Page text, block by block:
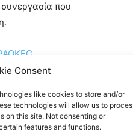
Consent
like cookies to store and/or
technologies will allow us to
on this site. Not consenting or
features and functions.
που